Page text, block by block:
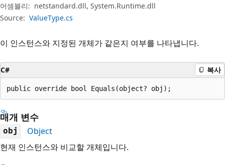
어셈블리: netstandard.dll, System.Runtime.dll
Source: ValueType.cs
이 인스턴스와 지정된 개체가 같은지 여부를 나타냅니다.
C# 복사
public override bool Equals(object? obj);
매개 변수
obj
Object
현재 인스턴스와 비교할 개체입니다.